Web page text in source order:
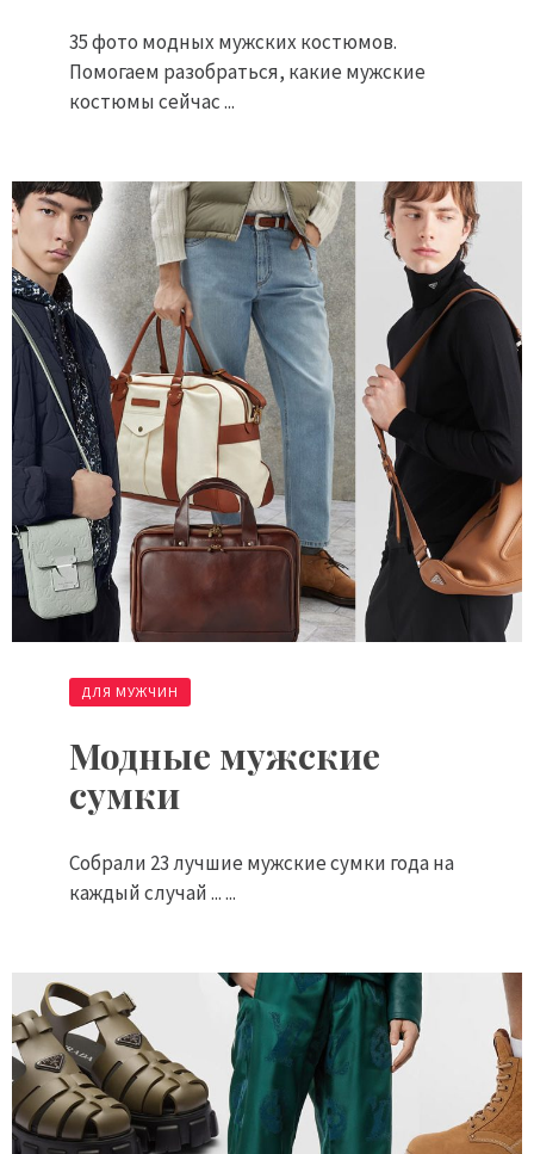
35 фото модных мужских костюмов.
Помогаем разобраться, какие мужские
костюмы сейчас ...
ДЛЯ МУЖЧИН
Модные мужские
сумки
Собрали 23 лучшие мужские сумки года на
каждый случай ... ...